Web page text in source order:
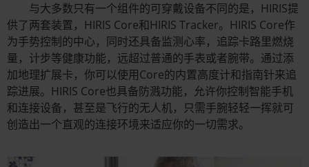
与大多数只有一个组件的可穿戴设备不同的是，HIRIS提
供了两套装置，HIRIS Core和HIRIS Tracker。HIRIS Core作
为手势控制的中心，同时还具备监测心率，追踪卡路里燃烧
量，计步等健康功能，远超过普通的手表或者腕带。通过添
加地理扩展卡，你可以使用Core的内置高度计和指南针来追
踪进展。HIRIS Core也具备防溅功能，允许你控制智能手机
和连接设备，甚至是飞行的无人机，只需手腕轻轻一挥就可
创造出一个直观的连接环境来适应你的一切需求。